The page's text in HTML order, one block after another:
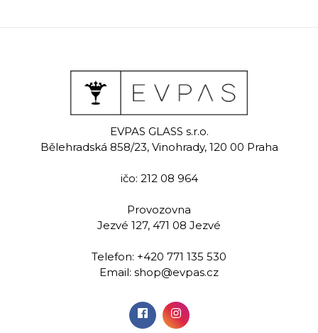
EVPAS GLASS s.r.o.
Bělehradská 858/23, Vinohrady, 120 00 Praha
ičo: 212 08 964
Provozovna
Jezvé 127, 471 08 Jezvé
Telefon: +420 771 135 530
Email: shop@evpas.cz